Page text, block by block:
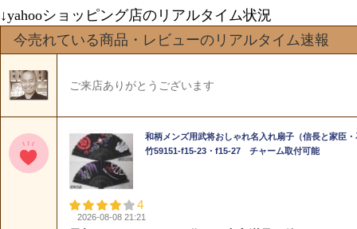
↓yahooショッピング店のリアルタイム状況